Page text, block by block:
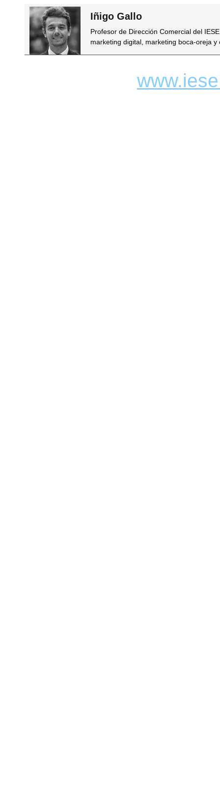
Iñigo Gallo
Profesor de Dirección Comercial del
marketing digital, marketing boca-oreja